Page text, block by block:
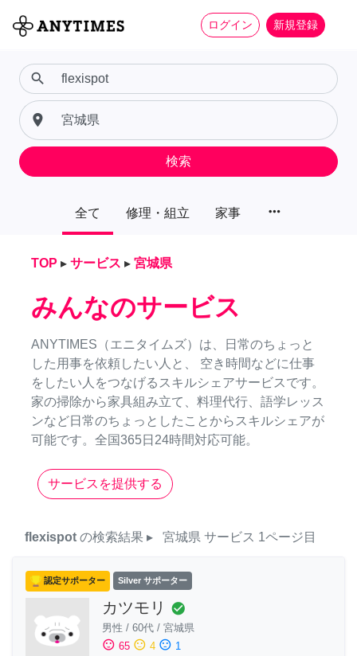
ログイン 新規登録
全て 修理・組立 家事 more_horiz
search
place
検索
TOP ▸ サービス ▸ 宮城県
みんなのサービス
ANYTIMES（エニタイムズ）は、日常のちょっと
した用事を依頼したい人と、 空き時間などに仕事
をしたい人をつなげるスキルシェアサービスです。
家の掃除から家具組み立て、料理代行、語学レッス
ンなど日常のちょっとしたことからスキルシェアが
可能です。全国365日24時間対応可能。
サービスを提供する
flexispot の検索結果 ▸ 宮城県 サービス 1ページ目
認定サポーター Silver サポーター
カツモリ check_circle
男性 / 60代 / 宮城県
sentiment_satisfied 65 sentiment_neutral 4 sentiment_dissatisfied 1